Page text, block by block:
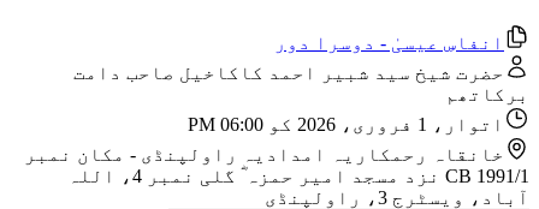
انفاسِ عیسیٰ - دوسرا دور
حضرت شیخ سید شبیر احمد کاکاخیل صاحب دامت
برکاتھم
اتوار، 1 فروری، 2026 کو 06:00 PM
خانقاہ رحمکاریہ امدادیہ راولپنڈی - مکان نمبر
CB 1991/1 نزد مسجد امیر حمزہ ؓ گلی نمبر 4، اللہ
آباد، ویسٹرج 3، راولپنڈی